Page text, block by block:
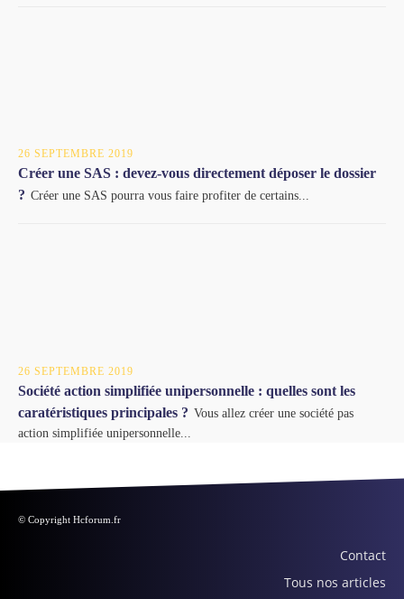
26 SEPTEMBRE 2019
Créer une SAS : devez-vous directement déposer le dossier
? Créer une SAS pourra vous faire profiter de certains...
26 SEPTEMBRE 2019
Société action simplifiée unipersonnelle : quelles sont les
caratéristiques principales ? Vous allez créer une société pas
action simplifiée unipersonnelle...
© Copyright Hcforum.fr
Contact
Tous nos articles